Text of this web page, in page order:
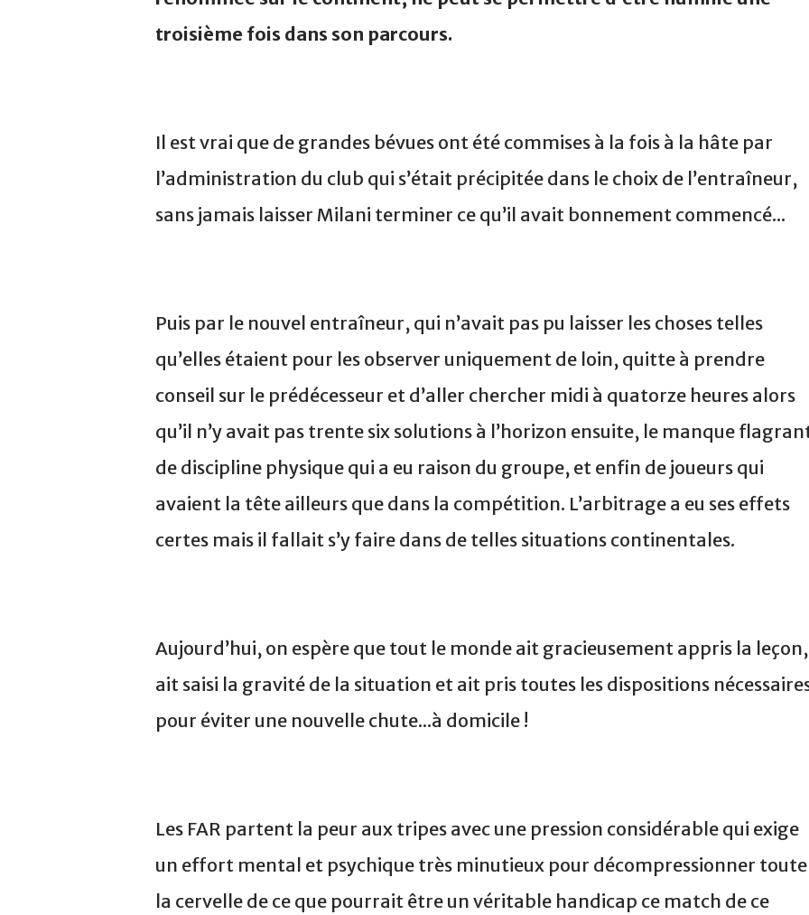
troisième fois dans son parcours.
Il est vrai que de grandes bévues ont été commises à la fois à la hâte par
l’administration du club qui s’était précipitée dans le choix de l’entraîneur,
sans jamais laisser Milani terminer ce qu’il avait bonnement commencé...
Puis par le nouvel entraîneur, qui n’avait pas pu laisser les choses telles
qu’elles étaient pour les observer uniquement de loin, quitte à prendre
conseil sur le prédécesseur et d’aller chercher midi à quatorze heures alors
qu’il n’y avait pas trente six solutions à l’horizon ensuite, le manque
de discipline physique qui a eu raison du groupe, et enfin de joueurs qui
avaient la tête ailleurs que dans la compétition. L’arbitrage a eu ses effets
certes mais il fallait s’y faire dans de telles situations continentales.
Aujourd’hui, on espère que tout le monde ait gracieusement appris la leçon,
ait saisi la gravité de la situation et ait pris toutes les dispositions
pour éviter une nouvelle chute...à domicile !
Les FAR partent la peur aux tripes avec une pression considérable qui exige
un effort mental et psychique très minutieux pour décompressionner toute
la cervelle de ce que pourrait être un véritable handicap ce match de ce